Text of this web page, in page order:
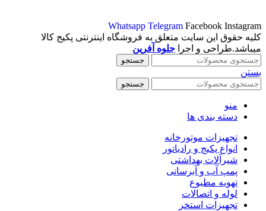
Whatsapp Telegram Facebook Instagram
کلیه حقوق این سایت متعلق به فروشگاه اینترنتی پکیج کالا
میباشد.طراحی و اجرا جلوه آفرین
جستجو
بستن
جستجو
منو
دسته بندی ها
تجهیزات موتورخانه
انواع پکیج و رادیاتور
شیرآلات بهداشتی
پمپ آب و آبرسانی
تهویه مطبوع
لوله و اتصالات
تجهیزات استخر